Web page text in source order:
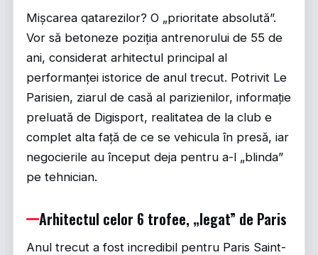
Mișcarea qatarezilor? O „prioritate absolută”.
Vor să betoneze poziția antrenorului de 55 de
ani, considerat arhitectul principal al
performanței istorice de anul trecut. Potrivit Le
Parisien, ziarul de casă al parizienilor, informație
preluată de Digisport, realitatea de la club e
complet alta față de ce se vehicula în presă, iar
negocierile au început deja pentru a-l „blinda”
pe tehnician.
Arhitectul celor 6 trofee, „legat” de Paris
Anul trecut a fost incredibil pentru Paris Saint-